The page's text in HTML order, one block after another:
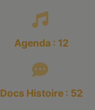
Agenda : 12
Docs Histoire : 52